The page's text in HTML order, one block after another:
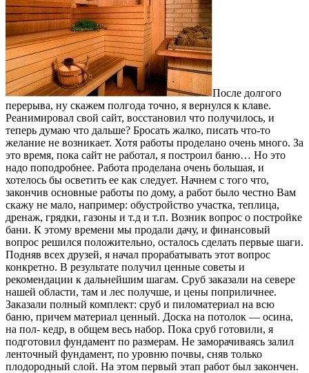
После долгого
перерыва, ну скажем полгода точно, я вернулся к клаве.
Реанимировал свой сайт, восстановил что получилось, и
теперь думаю что дальше? Бросать жалко, писать что-то
желание не возникает. Хотя работы проделано очень много. За
это время, пока сайт не работал, я построил баню… Но это
надо поподробнее. Работа проделана очень большая, и
хотелось бы осветить ее как следует. Начнем с того что,
закончив основные работы по дому, а работ было честно Вам
скажу не мало, например: обустройство участка, теплица,
дренаж, грядки, газоны и т.д и т.п. Возник вопрос о постройке
бани. К этому времени мы продали дачу, и финансовый
вопрос решился положительно, осталось сделать первые шаги.
Подняв всех друзей, я начал прорабатывать этот вопрос
конкретно. В результате получил ценные советы и
рекомендации к дальнейшим шагам. Сруб заказали на севере
нашей области, там и лес получше, и цены поприличнее.
Заказали полный комплект: сруб и пиломатериал на всю
баню, причем материал ценный. Доска на потолок — осина,
на пол- кедр, в общем весь набор. Пока сруб готовили, я
подготовил фундамент по размерам. Не заморачиваясь залил
ленточный фундамент, по уровню почвы, сняв только
плодородный слой. На этом первый этап работ был закончен.